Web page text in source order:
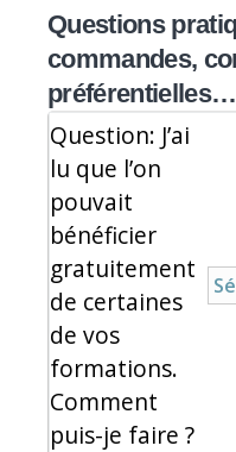
Questions
commandes,
préférentielles…
Question: J’ai
lu que l’on
pouvait
bénéficier
gratuitement
de certaines
de vos
formations.
Comment
puis-je faire ?